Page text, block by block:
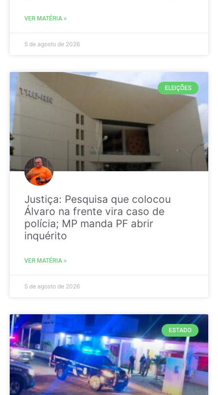
VER MATÉRIA »
5 de agosto de 2026
ELEIÇÕES
Justiça: Pesquisa que colocou
Álvaro na frente vira caso de
polícia; MP manda PF abrir
inquérito
VER MATÉRIA »
5 de agosto de 2026
ESTADO